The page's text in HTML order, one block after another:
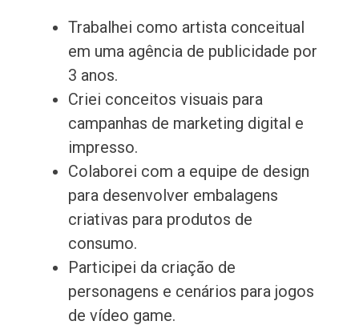
Trabalhei como artista conceitual
em uma agência de publicidade por
3 anos.
Criei conceitos visuais para
campanhas de marketing digital e
impresso.
Colaborei com a equipe de design
para desenvolver embalagens
criativas para produtos de
consumo.
Participei da criação de
personagens e cenários para jogos
de vídeo game.